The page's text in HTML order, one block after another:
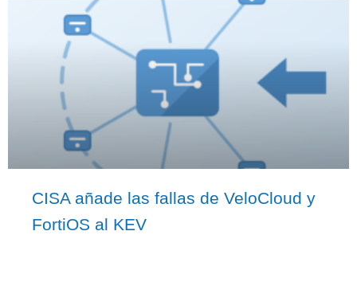
CISA añade las fallas de VeloCloud y
FortiOS al KEV